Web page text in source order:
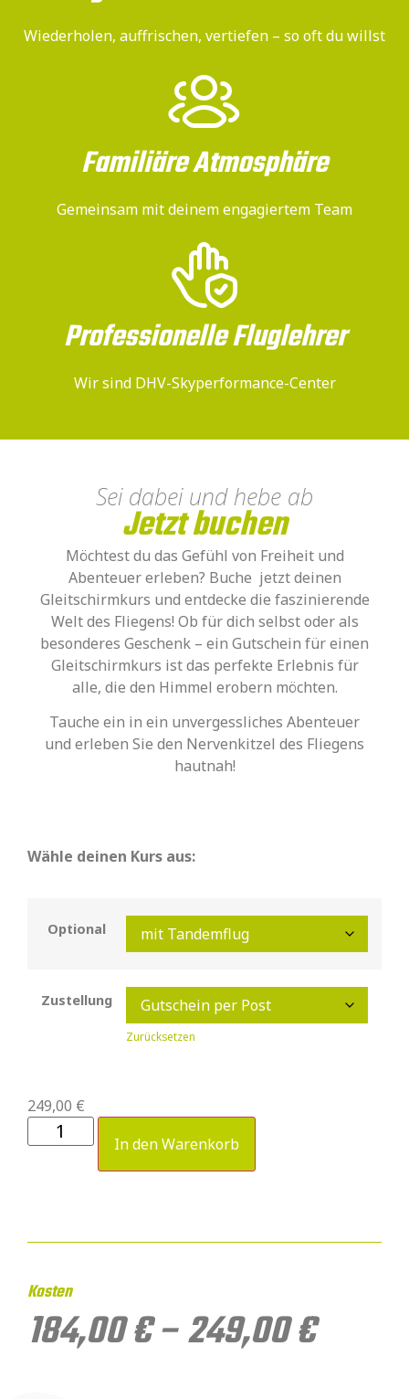
Wiederholen, auffrischen, vertiefen – so oft du willst
Familiäre Atmosphäre
Gemeinsam mit deinem engagiertem Team
Professionelle Fluglehrer
Wir sind DHV-Skyperformance-Center
Sei dabei und hebe ab
Jetzt buchen
Möchtest du das Gefühl von Freiheit und
Abenteuer erleben? Buche jetzt deinen
Gleitschirmkurs und entdecke die faszinierende
Welt des Fliegens! Ob für dich selbst oder als
besonderes Geschenk – ein Gutschein für einen
Gleitschirmkurs ist das perfekte Erlebnis für
alle, die den Himmel erobern möchten.
Tauche ein in ein unvergessliches Abenteuer
und erleben Sie den Nervenkitzel des Fliegens
hautnah!
Wähle deinen Kurs aus:
Optional
Zustellung
Zurücksetzen
249,00 €
In den Warenkorb
Kosten
184,00€–249,00€